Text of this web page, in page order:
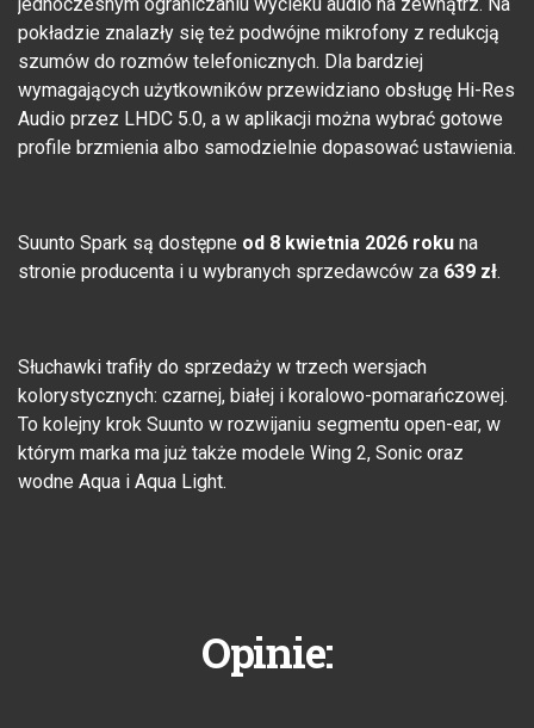
pokładzie znalazły się też podwójne mikrofony z redukcją
szumów do rozmów telefonicznych. Dla bardziej
wymagających użytkowników przewidziano obsługę Hi-Res
Audio przez LHDC 5.0, a w aplikacji można wybrać gotowe
profile brzmienia albo samodzielnie dopasować ustawienia.
Suunto Spark są dostępne od 8 kwietnia 2026 roku na
stronie producenta i u wybranych sprzedawców za 639 zł.
Słuchawki trafiły do sprzedaży w trzech wersjach
kolorystycznych: czarnej, białej i koralowo-pomarańczowej.
To kolejny krok Suunto w rozwijaniu segmentu open-ear, w
którym marka ma już także modele Wing 2, Sonic oraz
wodne Aqua i Aqua Light.
Opinie: